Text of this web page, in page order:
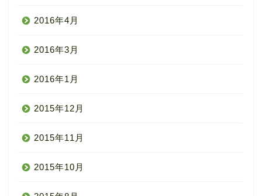
2016年4月
2016年3月
2016年1月
2015年12月
2015年11月
2015年10月